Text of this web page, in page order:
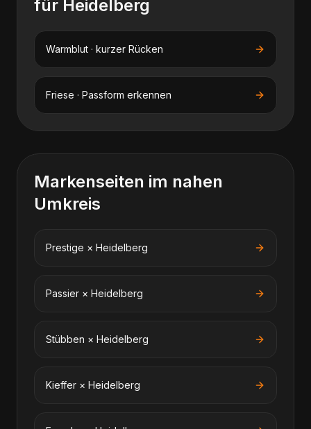
für Heidelberg
Warmblut · kurzer Rücken
Friese · Passform erkennen
Markenseiten im nahen
Umkreis
Prestige × Heidelberg
Passier × Heidelberg
Stübben × Heidelberg
Kieffer × Heidelberg